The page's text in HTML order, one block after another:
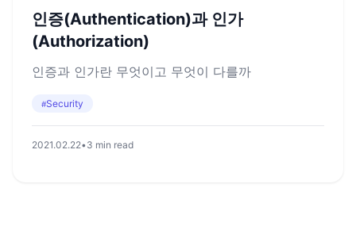
인증(Authentication)과 인가
(Authorization)
인증과 인가란 무엇이고 무엇이 다를까
#Security
2021.02.22•3 min read